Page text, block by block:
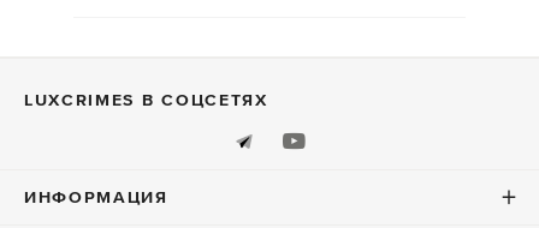
LUXСRIMES В СОЦСЕТЯХ
ИНФОРМАЦИЯ